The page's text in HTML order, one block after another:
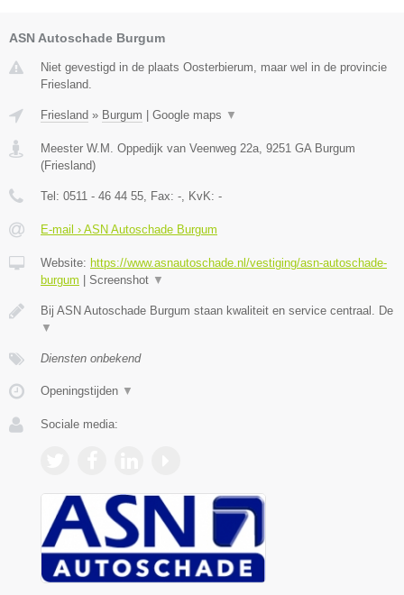
ASN Autoschade Burgum
Niet gevestigd in de plaats Oosterbierum, maar wel in de provincie
Friesland.
Friesland » Burgum | Google maps ▼
Meester W.M. Oppedijk van Veenweg 22a 9251 GA Burgum
(Friesland)
Tel: 0511 - 46 44 55 , Fax: - , KvK: -
E-mail › ASN Autoschade Burgum
Website: https://www.asnautoschade.nl/vestiging/asn-autoschade-
burgum | Screenshot ▼
Bij ASN Autoschade Burgum staan kwaliteit en service centraal. De
▼
Diensten onbekend
Openingstijden ▼
Sociale media: